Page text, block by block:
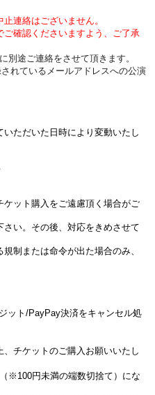
連絡はございません。
確認くださいますよう、ご了承
別途ご連絡をさせて頂きます。
れているメールアドレスへの公演
ただいた日時により変動いたし
ケット購入をご遠慮頂く場合がご
さい。その後、対応をきめさせて
制または命令が出た場合のみ、
ット/PayPay決済をキャンセル処
、チケットのご購入お願いいたし
※100円未満の端数切捨て）にな